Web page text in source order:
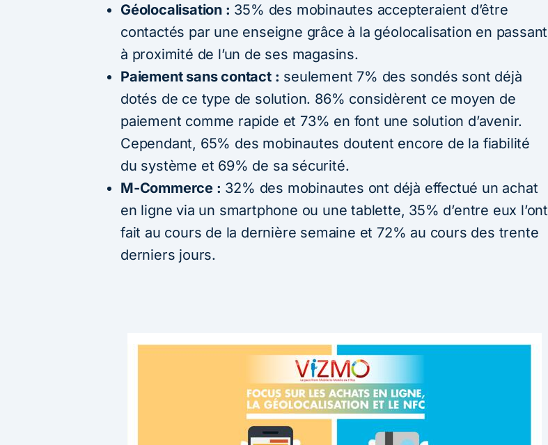
Géolocalisation : 35% des mobinautes accepteraient d’être
contactés par une enseigne grâce à la géolocalisation en passant
à proximité de l’un de ses magasins.
Paiement sans contact : seulement 7% des sondés sont déjà
dotés de ce type de solution. 86% considèrent ce moyen de
paiement comme rapide et 73% en font une solution d’avenir.
Cependant, 65% des mobinautes doutent encore de la fiabilité
du système et 69% de sa sécurité.
M-Commerce : 32% des mobinautes ont déjà effectué un achat
en ligne via un smartphone ou une tablette, 35% d’entre eux l’ont
fait au cours de la dernière semaine et 72% au cours des trente
derniers jours.